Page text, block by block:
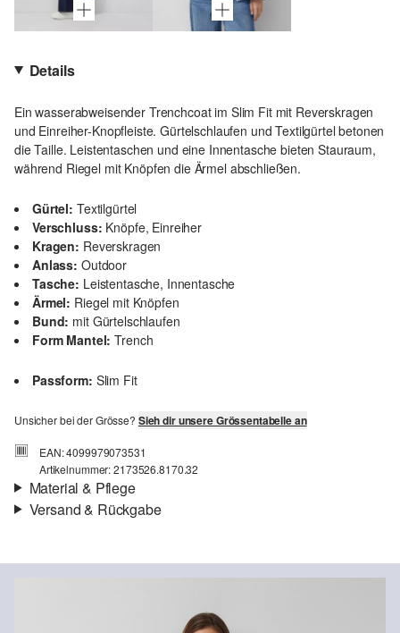
Details
Ein wasserabweisender Trenchcoat im Slim Fit mit Reverskragen
und Einreiher-Knopfleiste. Gürtelschlaufen und Textilgürtel betonen
die Taille. Leistentaschen und eine Innentasche bieten Stauraum,
während Riegel mit Knöpfen die Ärmel abschließen.
Gürtel: Textilgürtel
Verschluss: Knöpfe, Einreiher
Kragen: Reverskragen
Anlass: Outdoor
Tasche: Leistentasche, Innentasche
Ärmel: Riegel mit Knöpfen
Bund: mit Gürtelschlaufen
Form Mantel: Trench
Passform: Slim Fit
Unsicher bei der Grösse? Sieh dir unsere Grössentabelle an
EAN: 4099979073531
Artikelnummer: 2173526.8170.32
Material & Pflege
Versand & Rückgabe
Deine Bestellung wird innerhalb von 4–5 Werktagen per SwissPost